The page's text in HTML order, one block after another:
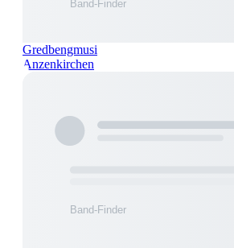
Gredbengmusi
Anzenkirchen